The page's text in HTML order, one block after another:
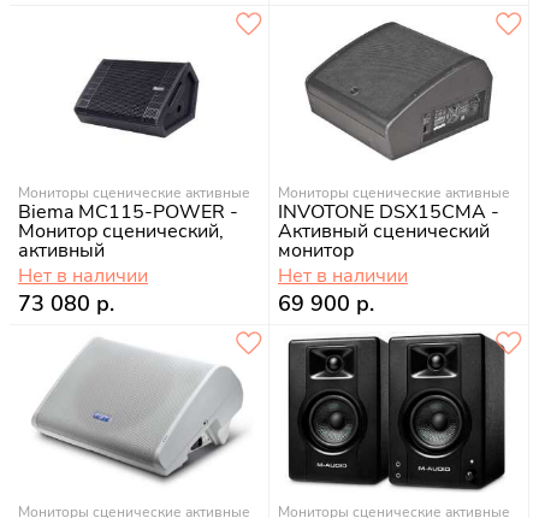
Мониторы сценические активные
Biema MC115-POWER -
Монитор сценический,
активный
Нет в наличии
73 080 р.
Мониторы сценические активные
INVOTONE DSX15CMA -
Активный сценический
монитор
Нет в наличии
69 900 р.
Мониторы сценические активные Мониторы сценические активные